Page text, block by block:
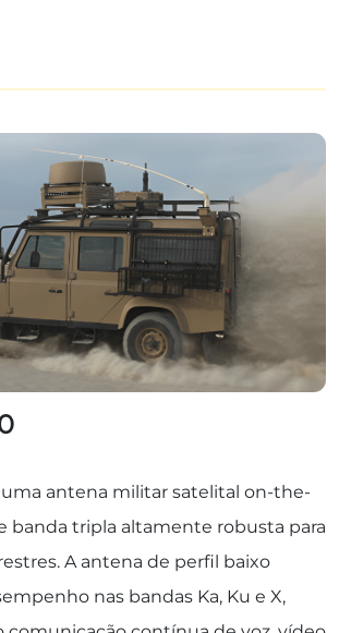
uma antena militar satelital on-the-
banda tripla altamente robusta para
A antena de perfil baixo
nas bandas Ka, Ku e X,